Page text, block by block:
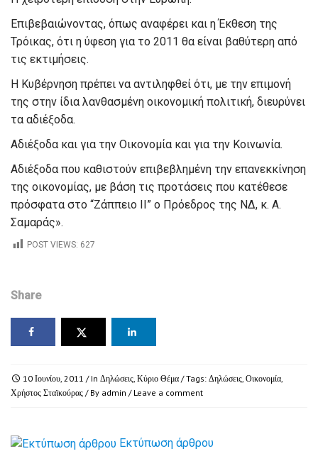
Επιβεβαιώνοντας, όπως αναφέρει και η Έκθεση της
Τρόικας, ότι η ύφεση για το 2011 θα είναι βαθύτερη από
τις εκτιμήσεις.
Η Κυβέρνηση πρέπει να αντιληφθεί ότι, με την επιμονή
της στην ίδια λανθασμένη οικονομική πολιτική, διευρύνει
τα αδιέξοδα.
Αδιέξοδα και για την Οικονομία και για την Κοινωνία.
Αδιέξοδα που καθιστούν επιβεβλημένη την επανεκκίνηση
της οικονομίας, με βάση τις προτάσεις που κατέθεσε
πρόσφατα στο “Ζάππειο ΙΙ” ο Πρόεδρος της ΝΔ, κ. Α.
Σαμαράς».
POST VIEWS: 627
Share
10 Ιουνίου, 2011 / In Δηλώσεις, Κύριο Θέμα / Tags: Δηλώσεις, Οικονομία,
Χρήστος Σταϊκούρας / By admin / Leave a comment
Εκτύπωση άρθρου